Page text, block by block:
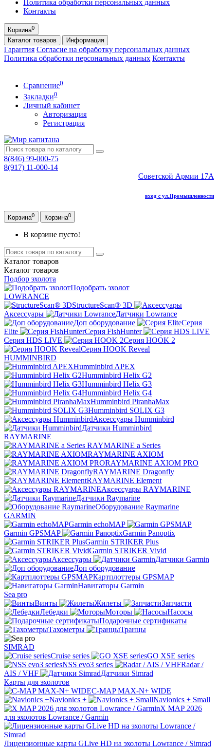
Политика обработки персональных данных
Контакты
Корзина0
Каталог товаров Информация
Гарантия Согласие на обработку персональных данных
Политика обработки персональных данных Контакты
Сравнение0
Закладки0
Личный кабинет
Авторизация
Регистрация
8(846) 99-000-75
8(917) 11-000-14
Советской Армии 17А
вход с ул.Промышленности
Корзина0 Корзина0
В корзине пусто!
Каталог товаров
Каталог товаров
Подбор эхолота
Подобрать эхолот
LOWRANCE
StructureScan® 3D
Аксессуары
Датчики Lowrance
Доп оборудование
Серия
Elite
Серия FishHunter
Серия HDS LIVE
Серия HOOK 2
Серия HOOK Reveal
HUMMINBIRD
Humminbird APEX
Humminbird Helix G2
Humminbird Helix G3
Humminbird Helix G4
Humminbird PiranhaMax
Humminbird SOLIX G3
Аксессуары Humminbird
Датчики Humminbird
RAYMARINE
RAYMARINE a Series
RAYMARINE AXIOM
RAYMARINE AXIOM PRO
RAYMARINE Dragonfly
RAYMARINE Element
Аксессуары RAYMARINE
Датчики Raymarine
Оборудование Raymarine
GARMIN
Garmin echoMAP
Garmin GPSMAP
Garmin Panoptix
Garmin STRIKER Plus
Garmin STRIKER Vivid
Аксессуары
Датчики Garmin
Доп оборудование
Картплоттеры GPSMAP
Навигаторы Garmin
Sea pro
Винты
Жилеты
Запчасти
Лебедки
Моторы
Насосы
Подарочные сертификаты
Тахометры
Транцы
SIMRAD
Cruise series
GO XSE series
NSS evo3 series
Radar /
AIS / VHF
Датчики Simrad
Карты для эхолотов
C-MAP MAX-N+ WIDE
Navionics +
Navionics + Small
X MAP 2026
для эхолотов Lowrance / Garmin
Лицензионные карты GLive HD на эхолоты Lowrance / Simrad